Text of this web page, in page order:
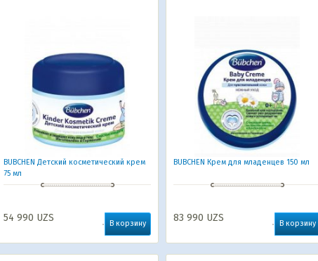
BUBCHEN Детский косметический крем
75 мл
54 990 UZS В корзину
BUBCHEN Крем для младенцев 150 мл
83 990 UZS В корзину